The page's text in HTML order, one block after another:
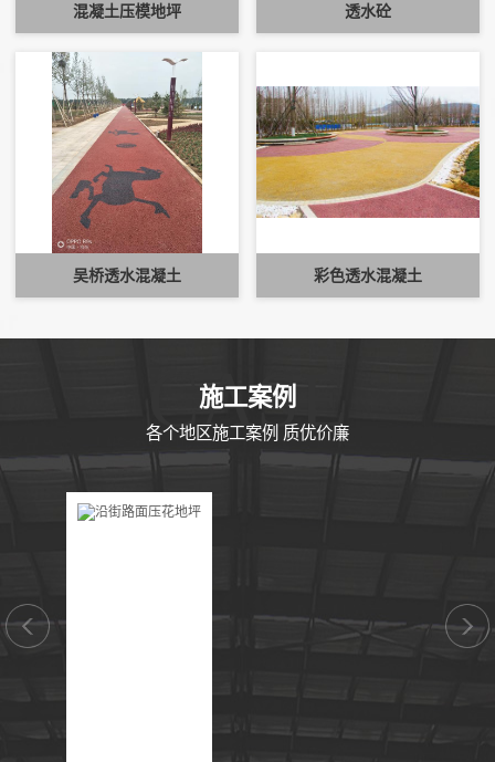
混凝土压模地坪 透水砼
吴桥透水混凝土 彩色透水混凝土
CASE
施工案例
各个地区施工案例 质优价廉